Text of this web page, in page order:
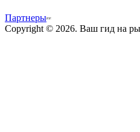
Партнеры
Copyright © 2026. Ваш гид на